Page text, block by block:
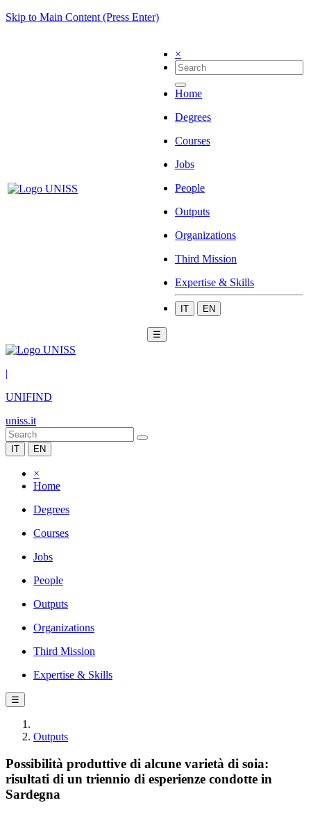
Skip to Main Content (Press Enter)
×
Home
Degrees
Courses
Jobs
People
Outputs
Organizations
Third Mission
Expertise & Skills
IT EN
☰
|
UNIFIND
uniss.it
IT EN
×
Home
Degrees
Courses
Jobs
People
Outputs
Organizations
Third Mission
Expertise & Skills
☰
Outputs
Possibilità produttive di alcune varietà di soia:
risultati di un triennio di esperienze condotte in
Sardegna